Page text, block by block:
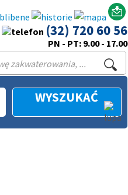
(32) 720 60 56
PN - PT: 9.00 - 17.00
WYSZUKAĆ